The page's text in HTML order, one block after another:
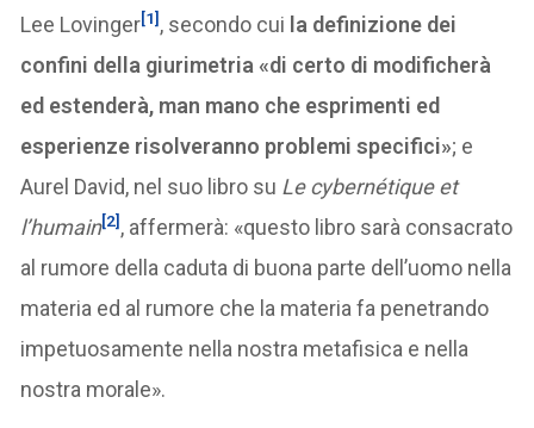
Lee Lovinger[1] , secondo cui la definizione dei
confini della giurimetria «di certo di modificherà
ed estenderà, man mano che esprimenti ed
esperienze risolveranno problemi specifici»; e
Aurel David, nel suo libro su Le cybernétique et
l’humain[2] , affermerà: «questo libro sarà consacrato
al rumore della caduta di buona parte dell’uomo nella
materia ed al rumore che la materia fa penetrando
impetuosamente nella nostra metafisica e nella
nostra morale».